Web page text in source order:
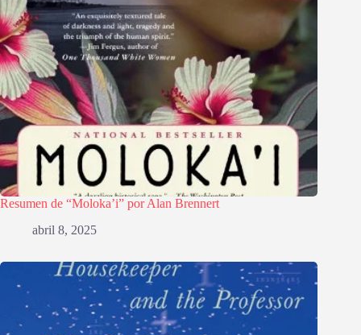
Resumen de “Moloka’i” por Alan Brennert
abril 8, 2025